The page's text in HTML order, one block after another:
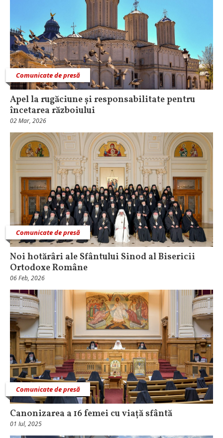
Comunicate de presă
Apel la rugăciune și responsabilitate pentru
încetarea războiului
02 Mar, 2026
Comunicate de presă
Noi hotărâri ale Sfântului Sinod al Bisericii
Ortodoxe Române
06 Feb, 2026
Comunicate de presă
Canonizarea a 16 femei cu viață sfântă
01 Iul, 2025